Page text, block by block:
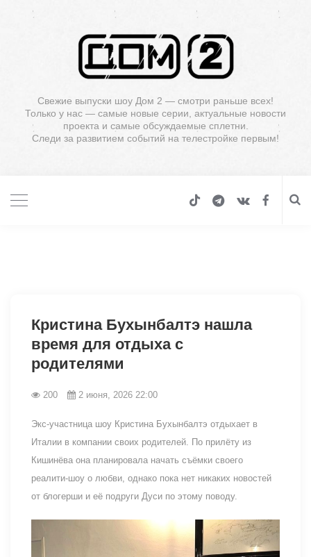
Свежие выпуски шоу Дом 2 — смотри раньше всех!
Только у нас — самые новые серии, актуальные новости
проекта и самые обсуждаемые сплетни.
Следи за развитием событий на телестройке первым!
Кристина Бухынбалтэ нашла
время для отдыха с
родителями
200 2 июня, 2026 22:00
Экс-участница шоу Кристина Бухынбалтэ отдыхает в
Италии в компании своих родителей. По прилёту из
Кишинёва она планировала начать съёмки своего
реалити-шоу о любви, однако пока нет никаких новостей
от блогерши и её подруги Дуси по этому поводу.